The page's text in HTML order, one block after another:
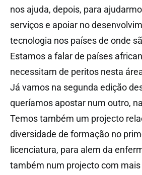
nos ajuda, depois, para
serviços e apoiar no
tecnologia nos países de onde
Estamos a falar de países
necessitam de peritos nesta
Já vamos na segunda edição
queríamos apostar num outro,
Temos também um projecto
diversidade de formação no
licenciatura, para alem da
também num projecto com